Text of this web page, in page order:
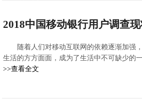
2018中国移动银行用户调查
随着人们对移动互联网的依赖逐渐加强
生活的方方面面，成为了生活中不可缺少的一
>>查看全文